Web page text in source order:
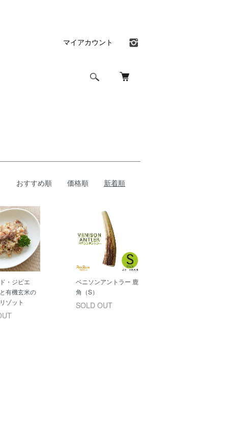
マイアカウント
おすすめ順 価格順 新着順
・ジビエ
有機玄米の
ゾット
ベニソンアントラー 鹿
角（S）
SOLD OUT